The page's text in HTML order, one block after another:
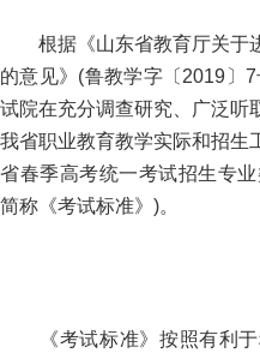
根据《山东省教育厅关于
的意见》(鲁教学字〔2019〕
试院在充分调查研究、广泛听
我省职业教育教学实际和招生
省春季高考统一考试招生专
简称《考试标准》)。
《考试标准》按照有利于